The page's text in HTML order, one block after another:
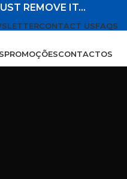
REMOVE IT…
CONTACT USFAQS
PROMOÇÕESCONTACTOS